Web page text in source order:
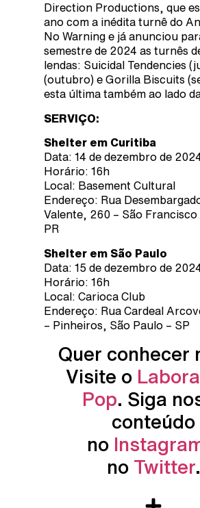
Direction Productions, que
ano com a inédita turnê do
No Warning e já anunciou
semestre de 2024 as turnês
lendas: Suicidal Tendencies
(outubro) e Gorilla Biscuits
esta última também ao lado
SERVIÇO:
Shelter em Curitiba
Data: 14 de dezembro de
Horário: 16h
Local: Basement Cultural
Endereço: Rua
Valente, 260 – São Francisco
PR
Shelter em São Paulo
Data: 15 de dezembro de
Horário: 16h
Local: Carioca Club
Endereço: Rua Cardeal
– Pinheiros, São Paulo – SP
Quer conhecer
Visite o
Pop. Siga
conteúdo
no
no Twitter.